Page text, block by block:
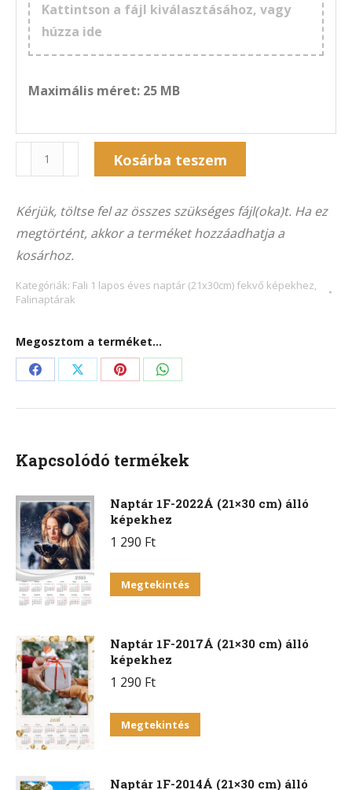
Kattintson a fájl kiválasztásához, vagy
húzza ide
Maximális méret: 25 MB
Naptár
1F-
(21×30
cm)
fekvő
képekhez
mennyiség
Kosárba teszem
Kérjük, töltse fel az összes szükséges fájl(oka)t. Ha ez
megtörtént, akkor a terméket hozzáadhatja a
kosárhoz.
Kategóriák: Fali 1 lapos éves naptár (21x30cm) fekvő képekhez,
Falinaptárak
Megosztom a terméket...
Share
on
Share
on
Share
on
Share
on
Kapcsolódó termékek
Naptár 1F-2022Á (21×30 cm) álló
képekhez
1 290 Ft
Megtekintés
Naptár 1F-2017Á (21×30 cm) álló
képekhez
1 290 Ft
Megtekintés
Naptár 1F-2014Á (21×30 cm) álló